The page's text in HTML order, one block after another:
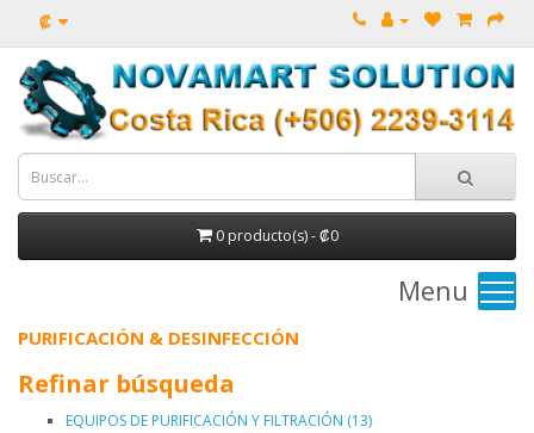
₡
0 producto(s) - ₡0
Menu
PURIFICACIÓN & DESINFECCIÓN
Refinar búsqueda
EQUIPOS DE PURIFICACIÓN Y FILTRACIÓN (13)